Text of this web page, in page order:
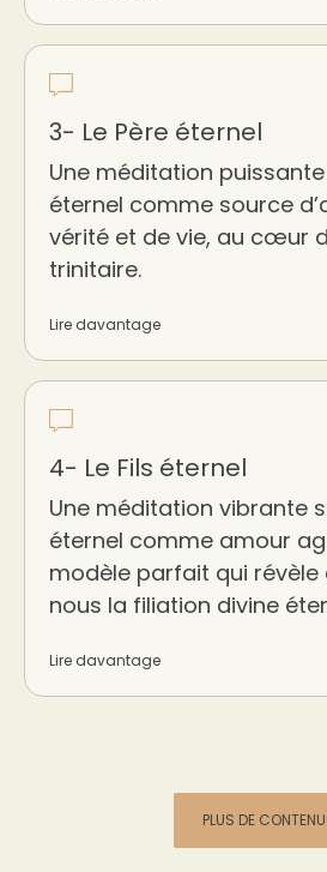
3- Le Père éternel
Une méditation puissante
éternel comme source
vérité et de vie, au cœur
trinitaire.
Lire davantage
4- Le Fils éternel
Une méditation vibrante
éternel comme amour
modèle parfait qui révèle
nous la filiation divine
Lire davantage
PLUS DE